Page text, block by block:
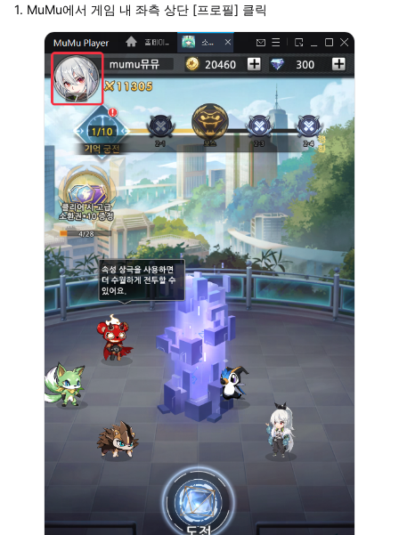
1. MuMu에서 게임 내 좌측 상단 [프로필] 클릭